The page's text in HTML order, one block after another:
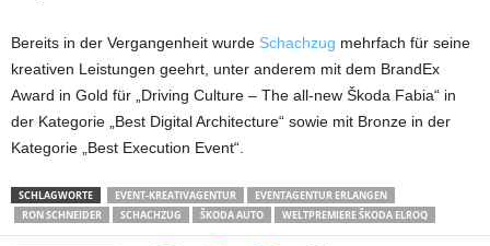
Bereits in der Vergangenheit wurde Schachzug mehrfach für seine
kreativen Leistungen geehrt, unter anderem mit dem BrandEx
Award in Gold für „Driving Culture – The all-new Škoda Fabia“ in
der Kategorie „Best Digital Architecture“ sowie mit Bronze in der
Kategorie „Best Execution Event“.
SCHLAGWORTE EVENT-KREATIVAGENTUR
EVENTAGENTUR ERLANGEN
RON SCHNEIDER
SCHACHZUG ŠKODA AUTO WELTPREMIERE ŠKODA ELROQ